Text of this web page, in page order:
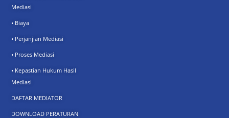
Mediasi
• Biaya
• Perjanjian Mediasi
• Proses Mediasi
• Kepastian Hukum Hasil
Mediasi
DAFTAR MEDIATOR
DOWNLOAD PERATURAN